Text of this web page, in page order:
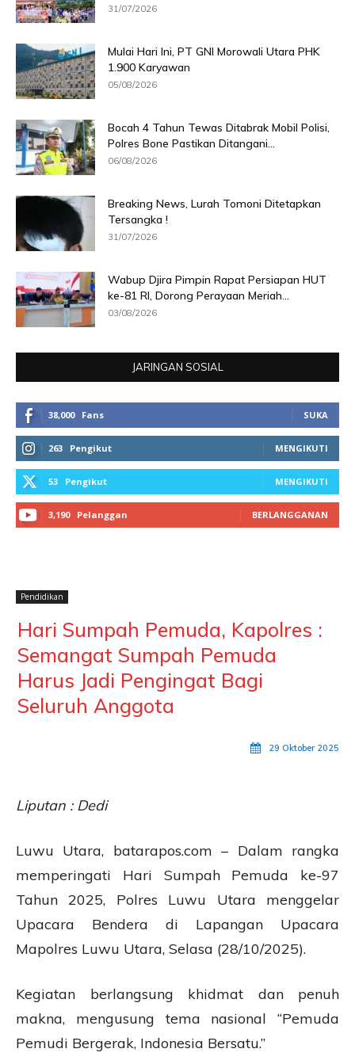
31/07/2026
Mulai Hari Ini, PT GNI Morowali Utara PHK
1.900 Karyawan
05/08/2026
Bocah 4 Tahun Tewas Ditabrak Mobil Polisi,
Polres Bone Pastikan Ditangani...
06/08/2026
Breaking News, Lurah Tomoni Ditetapkan
Tersangka !
31/07/2026
Wabup Djira Pimpin Rapat Persiapan HUT
ke-81 RI, Dorong Perayaan Meriah...
03/08/2026
JARINGAN SOSIAL
38,000 Fans SUKA
263 Pengikut MENGIKUTI
53 Pengikut MENGIKUTI
3,190 Pelanggan BERLANGGANAN